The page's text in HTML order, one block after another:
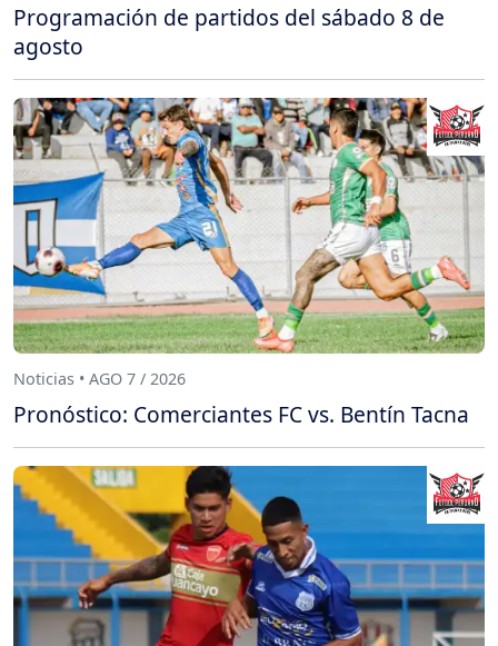
Programación de partidos del sábado 8 de
agosto
Noticias • AGO 7 / 2026
Pronóstico: Comerciantes FC vs. Bentín Tacna